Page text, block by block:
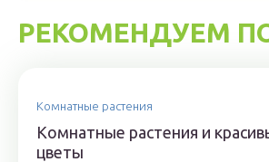
РЕКОМЕНДУЕМ
Комнатные растения
Комнатные растения и
цветы